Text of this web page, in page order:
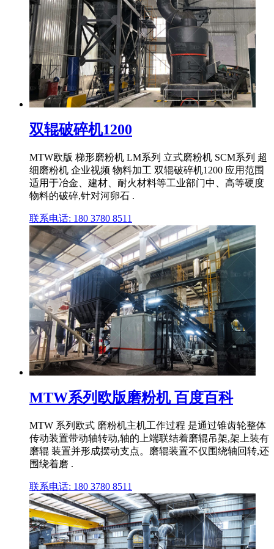
双辊破碎机1200
MTW欧版 梯形磨粉机 LM系列 立式磨粉机 SCM系列 超
细磨粉机 企业视频 物料加工 双辊破碎机1200 应用范围
适用于冶金、建材、耐火材料等工业部门中、高等硬度
物料的破碎,针对河卵石 .
联系电话: 180 3780 8511
MTW系列欧版磨粉机 百度百科
MTW 系列欧式 磨粉机主机工作过程 是通过锥齿轮整体
传动装置带动轴转动,轴的上端联结着磨辊吊架,架上装有
磨辊 装置并形成摆动支点。磨辊装置不仅围绕轴回转,还
围绕着磨 .
联系电话: 180 3780 8511